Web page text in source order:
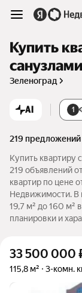
Купить
санузлами
Зеленоград
AI 1
219 предложений
Купить квартиру
219 объявлений
квартир по цене
Недвижимости. В
19,7 м² до 160 м²
планировки и
33 500 000
115,8 м² 3-комн.